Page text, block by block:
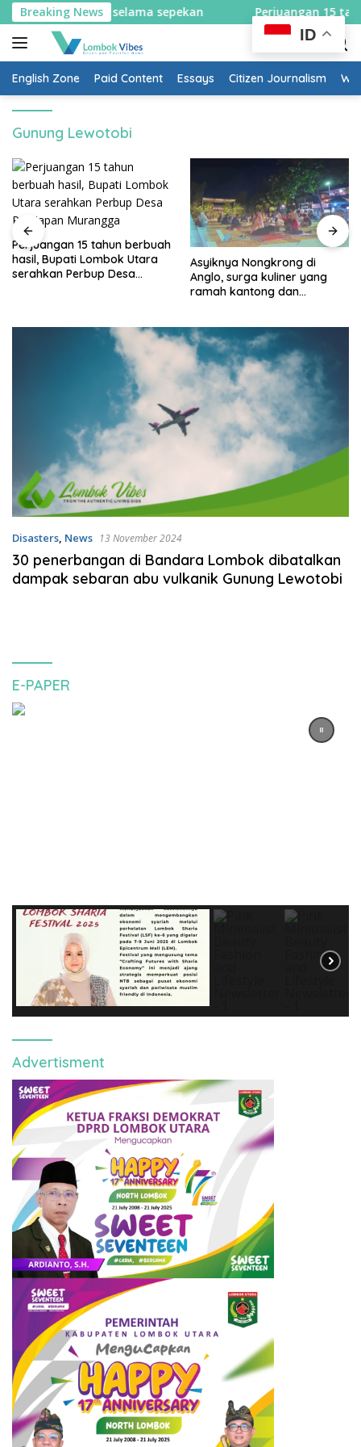
Skip
to
content
Breaking News
satu arah selama sepekan Perjuangan 15 tahun
English Zone Paid Content Essays Citizen Journalism
Gunung Lewotobi
Perjuangan 15 tahun berbuah
hasil, Bupati Lombok Utara
serahkan Perbup Desa
Asyiknya Nongkrong di
Anglo, surga kuliner yang
ramah kantong dan
Disasters, News 13 November 2024
30 penerbangan di Bandara Lombok dibatalkan
dampak sebaran abu vulkanik Gunung Lewotobi
E-PAPER
Advertisment
ID